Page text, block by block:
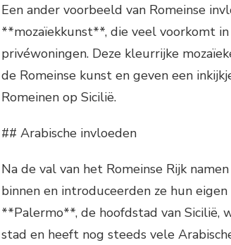
Een ander voorbeeld van Romeinse
**mozaïekkunst**, die veel voorkomt
privéwoningen. Deze kleurrijke
de Romeinse kunst en geven een
Romeinen op Sicilië.
## Arabische invloeden
Na de val van het Romeinse Rijk
binnen en introduceerden ze hun
**Palermo**, de hoofdstad van Sicilië,
stad en heeft nog steeds vele